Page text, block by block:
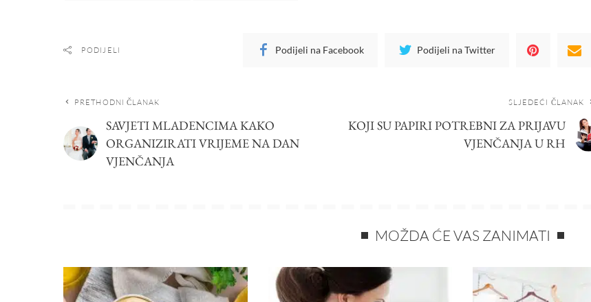
PODIJELI Podijeli na Facebook Podijeli na Twitter
PRETHODNI ČLANAK
SAVJETI MLADENCIMA KAKO
ORGANIZIRATI VRIJEME NA DAN
VJENČANJA
SLJEDEĆI ČLANAK
KOJI SU PAPIRI POTREBNI ZA PRIJAVU
VJENČANJA U RH
MOŽDA ĆE VAS ZANIMATI